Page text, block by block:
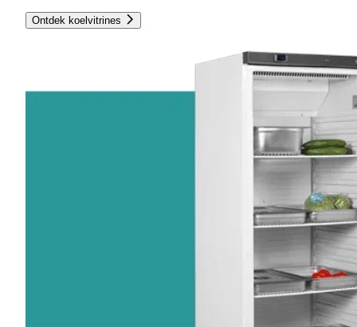
Ontdek koelvitrines